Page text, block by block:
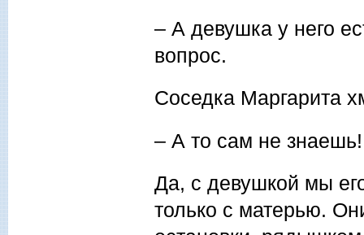
– А девушка у него
вопрос.
Соседка Маргарита
– А то сам не знаешь!
Да, с девушкой мы
только с матерью.